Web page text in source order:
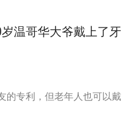
温哥华大爷戴上了牙
的专利，但老年人也可以戴